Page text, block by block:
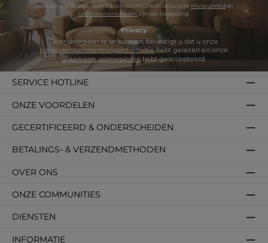
Deze site wordt beschermd door reCAPTCHA en de Google Privacybeleid en
Gebruiksvoorwaardenzijn van toepassing.
Privacy
gegevensbeschermingsinformatie
algemene voorwaardenhebt geaccepteerd.
SERVICE HOTLINE
DIENSTEN
INFORMATIE
BETALINGS- & VERZENDMETHODEN
OVER ONS
GECERTIFICEERD & ONDERSCHEIDEN
ONZE VOORDELEN
ONZE COMMUNITIES